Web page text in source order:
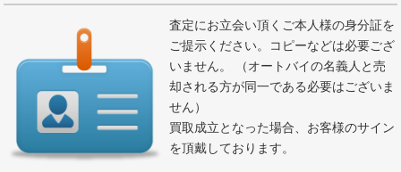
査定にお立会い頂くご本人様の身分証を
ご提示ください。コピーなどは必要ござ
いません。 （オートバイの名義人と売
却される方が同一である必要はございま
せん）
買取成立となった場合、お客様のサイン
を頂戴しております。